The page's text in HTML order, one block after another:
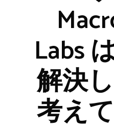
Labs
解決
考え